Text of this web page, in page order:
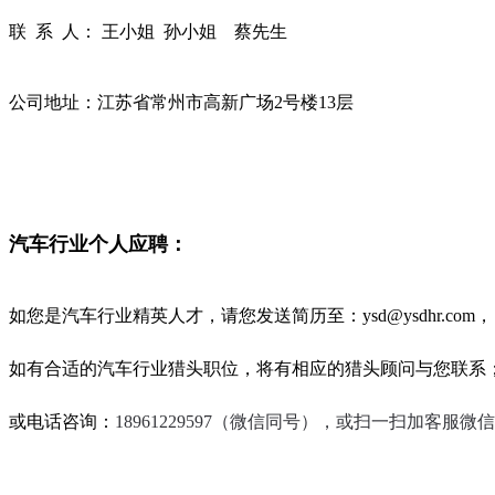
联 系 人： 王小姐 孙小姐 蔡先生
公司地址：江苏省常州市高新广场2号楼13层
汽车行业个人应聘：
如您是汽车行业精英人才，请您发送简历至：ysd@ysdhr.com，
如有合适的汽车行业猎头职位，将有相应的猎头顾问与您联系；
或电话咨询： 18961229597（微信同号），或扫一扫加客服微